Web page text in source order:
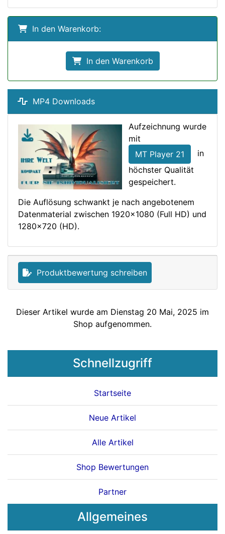
In den Warenkorb:
In den Warenkorb
MP4 Downloads
Aufzeichnung wurde
mit
MT Player 21
in
höchster Qualität
gespeichert.
Die Auflösung schwankt je nach angebotenem
Datenmaterial zwischen 1920x1080 (Full HD) und
1280x720 (HD).
Produktbewertung schreiben
Dieser Artikel wurde am Dienstag 20 Mai, 2025 im
Shop aufgenommen.
Schnellzugriff
Startseite
Neue Artikel
Alle Artikel
Shop Bewertungen
Partner
Allgemeines